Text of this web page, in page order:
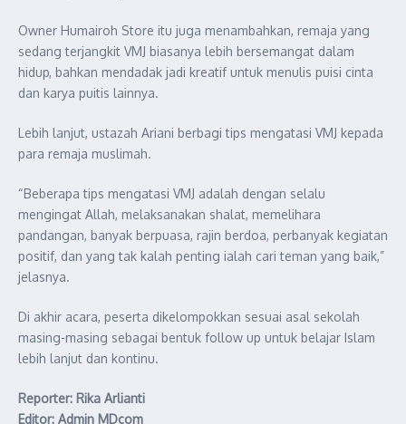
Owner Humairoh Store itu juga menambahkan, remaja yang
sedang terjangkit VMJ biasanya lebih bersemangat dalam
hidup, bahkan mendadak jadi kreatif untuk menulis puisi cinta
dan karya puitis lainnya.
Lebih lanjut, ustazah Ariani berbagi tips mengatasi VMJ kepada
para remaja muslimah.
“Beberapa tips mengatasi VMJ adalah dengan selalu
mengingat Allah, melaksanakan shalat, memelihara
pandangan, banyak berpuasa, rajin berdoa, perbanyak kegiatan
positif, dan yang tak kalah penting ialah cari teman yang baik,”
jelasnya.
Di akhir acara, peserta dikelompokkan sesuai asal sekolah
masing-masing sebagai bentuk follow up untuk belajar Islam
lebih lanjut dan kontinu.
Reporter: Rika Arlianti
Editor: Admin MDcom